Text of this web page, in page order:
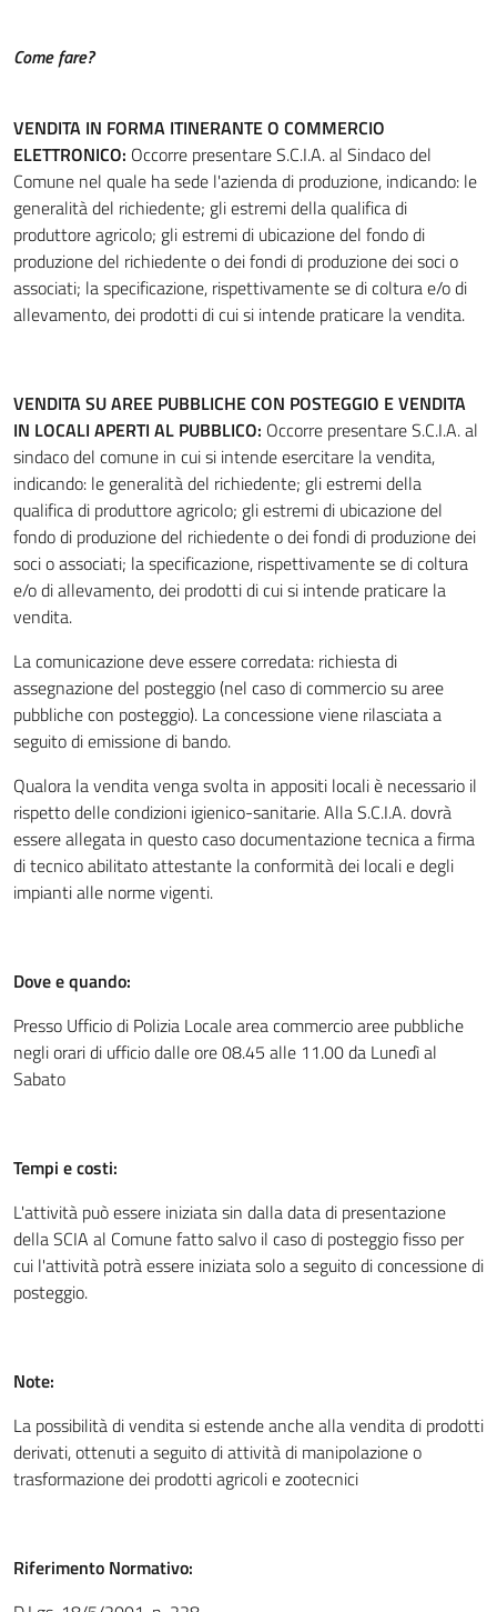
Come fare?
VENDITA IN FORMA ITINERANTE O COMMERCIO
ELETTRONICO: Occorre presentare S.C.I.A. al Sindaco del
Comune nel quale ha sede l'azienda di produzione, indicando: le
generalità del richiedente; gli estremi della qualifica di
produttore agricolo; gli estremi di ubicazione del fondo di
produzione del richiedente o dei fondi di produzione dei soci o
associati; la specificazione, rispettivamente se di coltura e/o di
allevamento, dei prodotti di cui si intende praticare la vendita.
VENDITA SU AREE PUBBLICHE CON POSTEGGIO E VENDITA
IN LOCALI APERTI AL PUBBLICO: Occorre presentare S.C.I.A. al
sindaco del comune in cui si intende esercitare la vendita,
indicando: le generalità del richiedente; gli estremi della
qualifica di produttore agricolo; gli estremi di ubicazione del
fondo di produzione del richiedente o dei fondi di produzione dei
soci o associati; la specificazione, rispettivamente se di coltura
e/o di allevamento, dei prodotti di cui si intende praticare la
vendita.
La comunicazione deve essere corredata: richiesta di
assegnazione del posteggio (nel caso di commercio su aree
pubbliche con posteggio). La concessione viene rilasciata a
seguito di emissione di bando.
Qualora la vendita venga svolta in appositi locali è necessario il
rispetto delle condizioni igienico-sanitarie. Alla S.C.I.A. dovrà
essere allegata in questo caso documentazione tecnica a firma
di tecnico abilitato attestante la conformità dei locali e degli
impianti alle norme vigenti.
Dove e quando:
Presso Ufficio di Polizia Locale area commercio aree pubbliche
negli orari di ufficio dalle ore 08.45 alle 11.00 da Lunedì al
Sabato
Tempi e costi:
L'attività può essere iniziata sin dalla data di presentazione
della SCIA al Comune fatto salvo il caso di posteggio fisso per
cui l'attività potrà essere iniziata solo a seguito di concessione di
posteggio.
Note:
La possibilità di vendita si estende anche alla vendita di prodotti
derivati, ottenuti a seguito di attività di manipolazione o
trasformazione dei prodotti agricoli e zootecnici
Riferimento Normativo: